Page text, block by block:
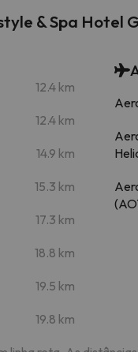
& Spa Hotel
12.4 km
12.4 km
14.9 km
15.3 km
17.3 km
18.8 km
19.5 km
19.8 km